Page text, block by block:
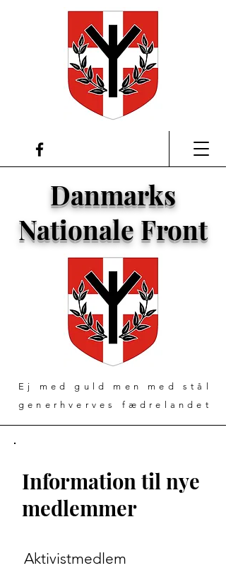
Danmarks
Nationale Front
Ej med guld men med stål
generhverves fædrelandet
Information til nye
medlemmer
Aktivistmedlem